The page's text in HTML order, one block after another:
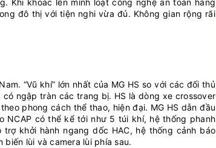
Khi khoác lên mình loạt công nghệ an toàn hàng
đô thị với tiện nghi vừa đủ. Không gian rộng rãi
“Vũ khí” lớn nhất của MG HS so với các đối thủ
ngập tràn các trang bị. HS là dòng xe crossover
phong cách thể thao, hiện đại. MG HS dẫn đầu
NCAP có thể kể tới như 5 túi khí, hệ thống phanh
trợ khởi hành ngang dốc HAC, hệ thống cảnh báo
biến lùi và camera lùi phía sau.